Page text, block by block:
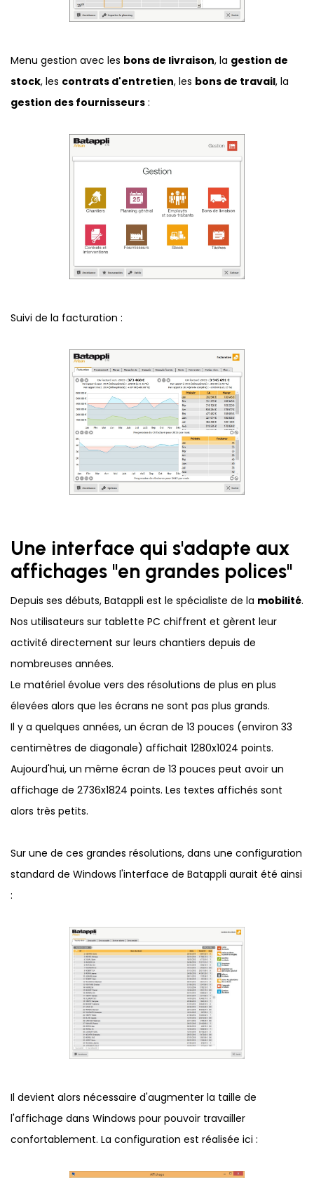
Menu gestion avec les bons de livraison, la gestion de
stock, les contrats d'entretien, les bons de travail, la
gestion des fournisseurs :
Suivi de la facturation :
Une interface qui s'adapte aux
affichages "en grandes polices"
Depuis ses débuts, Batappli est le spécialiste de la mobilité.
Nos utilisateurs sur tablette PC chiffrent et gèrent leur
activité directement sur leurs chantiers depuis de
nombreuses années.
Le matériel évolue vers des résolutions de plus en plus
élevées alors que les écrans ne sont pas plus grands.
Il y a quelques années, un écran de 13 pouces (environ 33
centimètres de diagonale) affichait 1280x1024 points.
Aujourd'hui, un même écran de 13 pouces peut avoir un
affichage de 2736x1824 points. Les textes affichés sont
alors très petits.
Sur une de ces grandes résolutions, dans une configuration
standard de Windows l'interface de Batappli aurait été ainsi
:
Il devient alors nécessaire d'augmenter la taille de
l'affichage dans Windows pour pouvoir travailler
confortablement. La configuration est réalisée ici :